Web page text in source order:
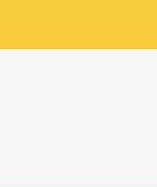
(530-